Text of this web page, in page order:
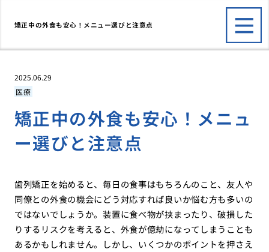
矯正中の外食も安心！メニュー選びと注意点
2025.06.29
医療
矯正中の外食も安心！メニュ
ー選びと注意点
歯列矯正を始めると、毎日の食事はもちろんのこと、友人や
同僚との外食の機会にどう対応すれば良いか悩む方も多いの
ではないでしょうか。装置に食べ物が挟まったり、破損した
りするリスクを考えると、外食が億劫になってしまうことも
あるかもしれません。しかし、いくつかのポイントを押さえ